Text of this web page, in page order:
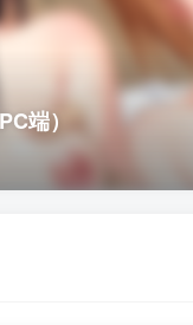
端）